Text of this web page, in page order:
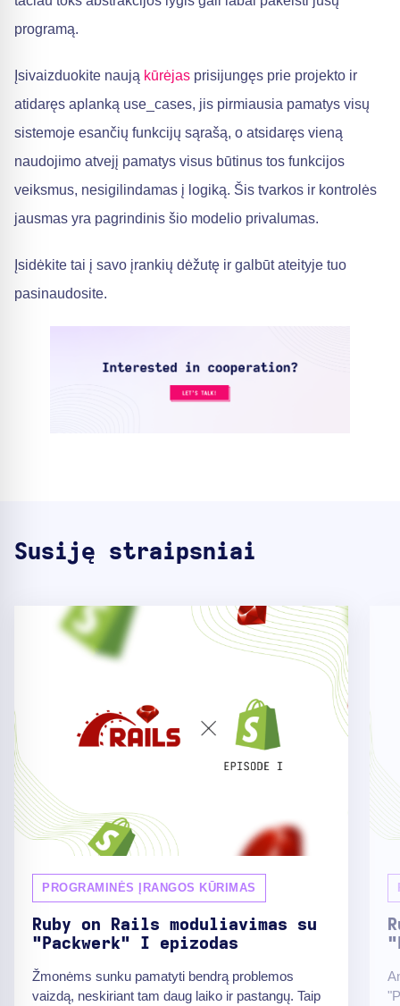
programą.
Įsivaizduokite naują kūrėjas prisijungęs prie projekto ir
atidaręs aplanką use_cases, jis pirmiausia pamatys visų
sistemoje esančių funkcijų sąrašą, o atsidaręs vieną
naudojimo atvejį pamatys visus būtinus tos funkcijos
veiksmus, nesigilindamas į logiką. Šis tvarkos ir kontrolės
jausmas yra pagrindinis šio modelio privalumas.
Įsidėkite tai į savo įrankių dėžutę ir galbūt ateityje tuo
pasinaudosite.
Susiję straipsniai
PROGRAMINĖS ĮRANGOS KŪRIMAS
Ruby on Rails moduliavimas su
"Packwerk" I epizodas
Žmonėms sunku pamatyti bendrą problemos
vaizdą, neskiriant tam daug laiko ir pastangų. Taip